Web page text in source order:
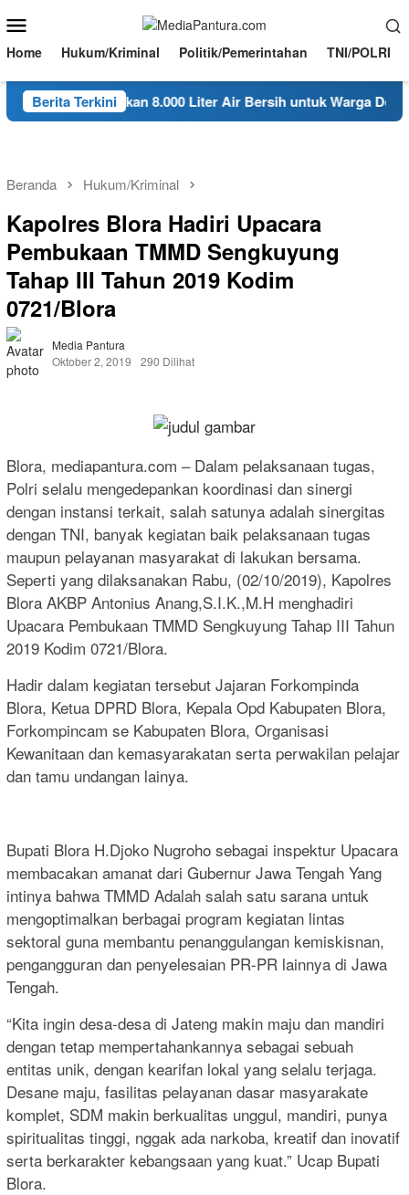
ke
kontenMobile
Home Hukum/Kriminal Politik/Pemerintahan TNI/POLRI
Berita Terkini
Salurkan 8.000 Liter Air Bersih untuk Warga Desa
Beranda Hukum/Kriminal
Kapolres Blora Hadiri Upacara
Pembukaan TMMD Sengkuyung
Tahap III Tahun 2019 Kodim
0721/Blora
Media Pantura
Oktober 2, 2019
290 Dilihat
Blora, mediapantura.com – Dalam pelaksanaan tugas,
Polri selalu mengedepankan koordinasi dan sinergi
dengan instansi terkait, salah satunya adalah sinergitas
dengan TNI, banyak kegiatan baik pelaksanaan tugas
maupun pelayanan masyarakat di lakukan bersama.
Seperti yang dilaksanakan Rabu, (02/10/2019), Kapolres
Blora AKBP Antonius Anang,S.I.K.,M.H menghadiri
Upacara Pembukaan TMMD Sengkuyung Tahap III Tahun
2019 Kodim 0721/Blora.
Hadir dalam kegiatan tersebut Jajaran Forkompinda
Blora, Ketua DPRD Blora, Kepala Opd Kabupaten Blora,
Forkompincam se Kabupaten Blora, Organisasi
Kewanitaan dan kemasyarakatan serta perwakilan pelajar
dan tamu undangan lainya.
Bupati Blora H.Djoko Nugroho sebagai inspektur Upacara
membacakan amanat dari Gubernur Jawa Tengah Yang
intinya bahwa TMMD Adalah salah satu sarana untuk
mengoptimalkan berbagai program kegiatan lintas
sektoral guna membantu penanggulangan kemiskisnan,
pengangguran dan penyelesaian PR-PR lainnya di Jawa
Tengah.
“Kita ingin desa-desa di Jateng makin maju dan mandiri
dengan tetap mempertahankannya sebagai sebuah
entitas unik, dengan kearifan lokal yang selalu terjaga.
Desane maju, fasilitas pelayanan dasar masyarakate
komplet, SDM makin berkualitas unggul, mandiri, punya
spiritualitas tinggi, nggak ada narkoba, kreatif dan inovatif
serta berkarakter kebangsaan yang kuat.” Ucap Bupati
Blora.